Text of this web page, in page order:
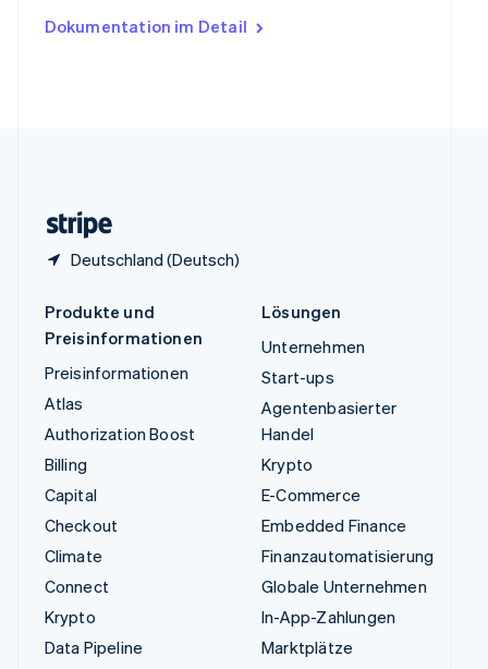
Dokumentation im Detail
Deutschland (Deutsch)
English
Produkte und
Preisinformationen
Preisinformationen
Atlas
Authorization Boost
Billing
Capital
Checkout
Climate
Connect
Krypto
Data Pipeline
Lösungen
Unternehmen
Start-ups
Agentenbasierter
Handel
Krypto
E-Commerce
Embedded Finance
Finanzautomatisierung
Globale Unternehmen
In-App-Zahlungen
Marktplätze